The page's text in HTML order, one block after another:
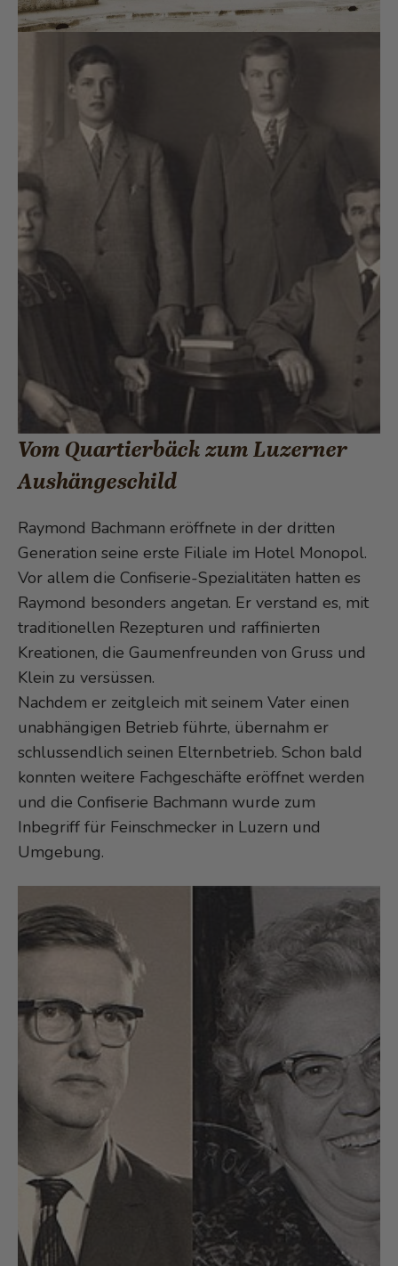
Vom Quartierbäck zum Luzerner
Aushängeschild
Raymond Bachmann eröffnete in der dritten
Generation seine erste Filiale im Hotel Monopol.
Vor allem die Confiserie-Spezialitäten hatten es
Raymond besonders angetan. Er verstand es, mit
traditionellen Rezepturen und raffinierten
Kreationen, die Gaumenfreunden von Gruss und
Klein zu versüssen.
Nachdem er zeitgleich mit seinem Vater einen
unabhängigen Betrieb führte, übernahm er
schlussendlich seinen Elternbetrieb. Schon bald
konnten weitere Fachgeschäfte eröffnet werden
und die Confiserie Bachmann wurde zum
Inbegriff für Feinschmecker in Luzern und
Umgebung.